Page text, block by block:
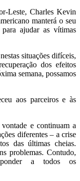
Leste, Charles Kevin
manterá o seu
ajudar as vítimas
situações difíceis,
dos efeitos
semana, possamos
aos parceiros e às
e continuam a
diferentes – a crise
das últimas cheias.
problemas. Contudo,
a todos os